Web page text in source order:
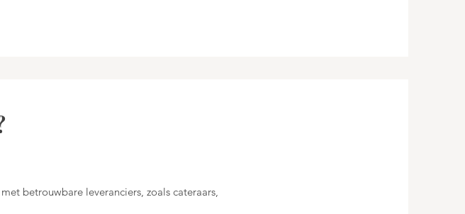
betrouwbare leveranciers, zoals cateraars,